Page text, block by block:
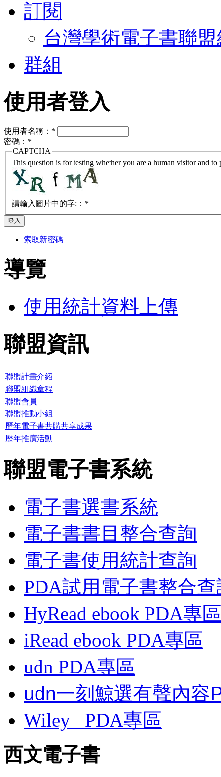
訂閱
台灣學術電子書聯
群組
使用者登入
使用者名稱： *
密碼： *
CAPTCHA
This question is for testing whether you are a human visitor and to
請輸入圖片中的字:： *
索取新密碼
導覽
使用統計資料上傳
聯盟資訊
聯盟計畫介紹
聯盟組織章程
聯盟會員
聯盟推動小組
歷年電子書共購共享成果
歷年推廣活動
聯盟電子書系統
電子書選書系統
電子書書目整合查詢
電子書使用統計查詢
PDA試用電子書整合查
HyRead ebook PDA專區
iRead ebook PDA專區
udn PDA專區
udn一刻鯨選有聲內容
Wiley
PDA專區
西文電子書